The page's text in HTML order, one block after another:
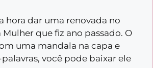
hora dar uma renovada no
que fiz ano passado. O
uma mandala na capa e
você pode baixar ele